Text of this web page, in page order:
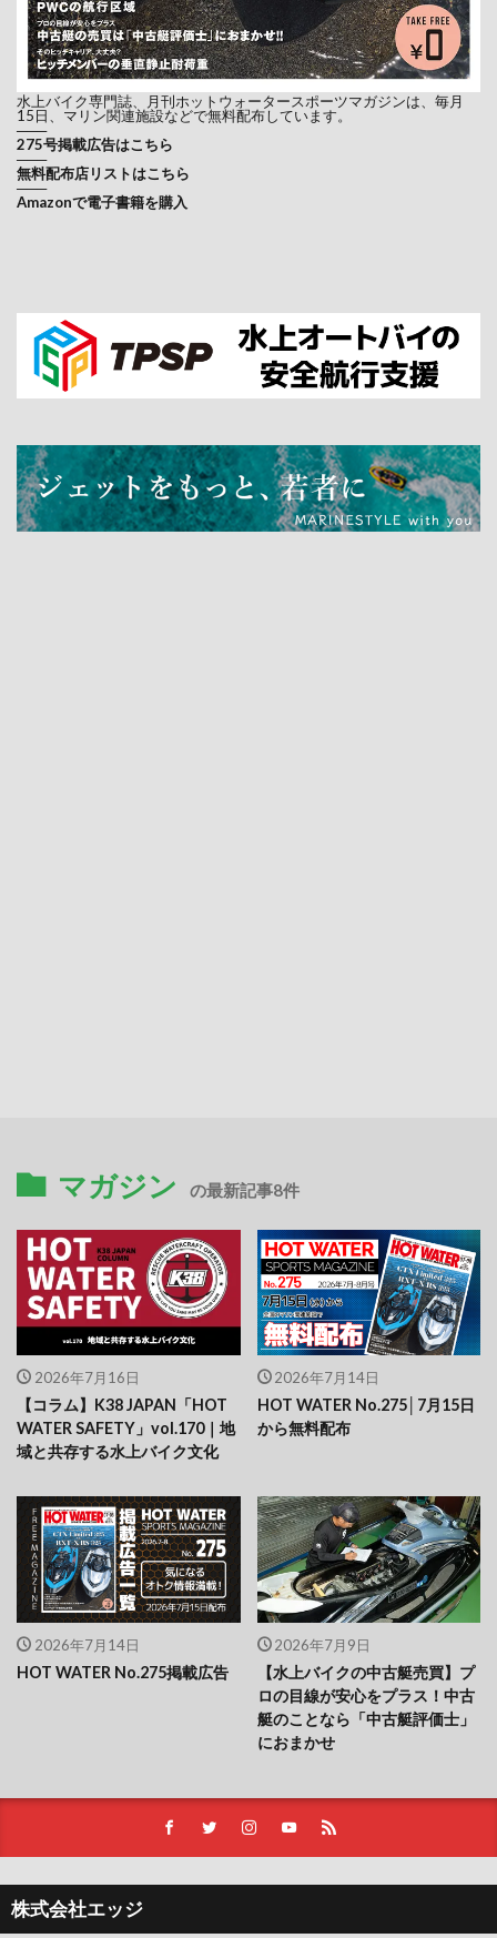
水上バイク専門誌、月刊ホットウォータースポーツマガジンは、毎月
15日、マリン関連施設などで無料配布しています。
───
275号掲載広告はこちら
───
無料配布店リストはこちら
───
Amazonで電子書籍を購入
マガジン の最新記事8件
2026年7月16日
【コラム】K38 JAPAN「HOT
WATER SAFETY」vol.170｜地
域と共存する水上バイク文化
2026年7月14日
HOT WATER No.275│7月15日
から無料配布
2026年7月14日
HOT WATER No.275掲載広告
2026年7月9日
【水上バイクの中古艇売買】プ
ロの目線が安心をプラス！中古
艇のことなら「中古艇評価士」
におまかせ
株式会社エッジ